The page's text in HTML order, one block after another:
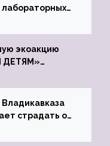
экоакцию
ДЕТЯМ»
Владикавказа
страдать от